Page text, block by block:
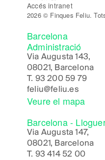
Accés intranet
2026 © Finques Feliu.
Barcelona
Administració
Via Augusta 143,
08021, Barcelona
T. 93 200 59 79
feliu@feliu.es
Veure el mapa
Barcelona -
Via Augusta 147,
08021, Barcelona
T. 93 414 52 00